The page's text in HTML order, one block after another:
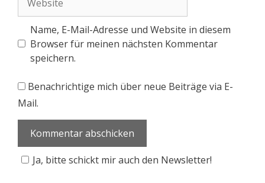
Name, E-Mail-Adresse und Website in diesem
Browser für meinen nächsten Kommentar
speichern.
Benachrichtige mich über neue Beiträge via E-
Mail.
Ja, bitte schickt mir auch den Newsletter!